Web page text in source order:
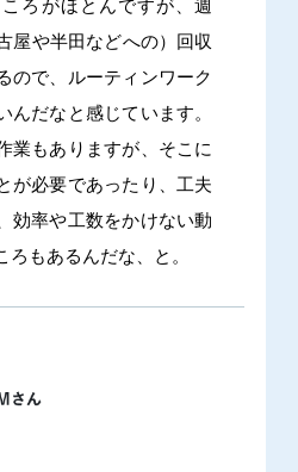
ろがほとんですが、週
屋や半田などへの）回収
ので、ルーティンワーク
んだなと感じています。
業もありますが、そこに
が必要であったり、工夫
効率や工数をかけない動
ろもあるんだな、と。